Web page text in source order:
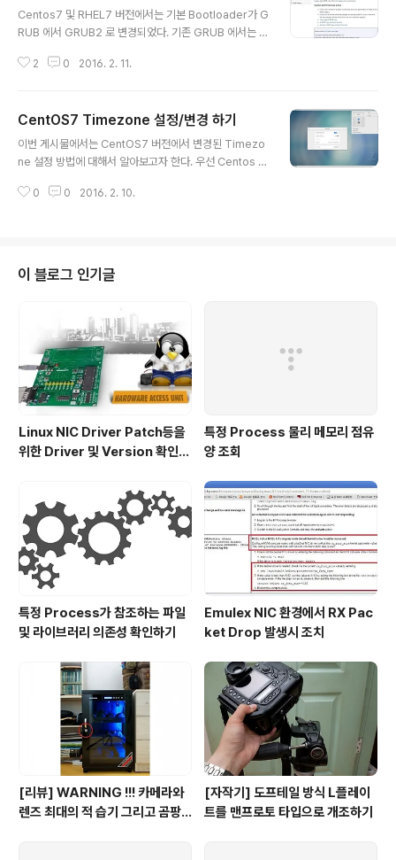
Centos7 및 RHEL7 버전에서는 기본 Bootloader가 G
RUB 에서 GRUB2 로 변경되었다. 기존 GRUB 에서는 /
Boot Parameter 를 기술 하였지만, GRUB2 에서는 아
entos7 ~]# [root@centos7 ~]# grub2-editenv li
st saved_entry=CentOS Linux (3.10.0-327.4.5.el
7.x86_64.debug) 7 (Core) [root@centos7 ~]# [r
2 0 2016. 2. 11.
CentOS7 Timezone 설정/변경 하기
이번 게시물에서는 CentOS7 버전에서 변경된 Timezo
ne 설정 방법에 대해서 알아보고자 한다. 우선 Centos /
정을 위해 다음과 같은 과정을 거쳤었다. [root@centos
Asia/Seoul /etc/localtime [root@centos6 ~]# [r
oot@centos6 ~]# [root@centos6 ~]# source /e
0 0 2016. 2. 10.
이 블로그 인기글
Linux NIC Driver Patch등을
위한 Driver 및 Version 확인하
특정 Process 물리 메모리 점유
양 조회
특정 Process가 참조하는 파일
및 라이브러리 의존성 확인하기
Emulex NIC 환경에서 RX Pac
ket Drop 발생시 조치
[리뷰] WARNING !!! 카메라와
렌즈 최대의 적 습기 그리고 곰팡
[자작기] 도프테일 방식 L플레이
트를 맨프로토 타입으로 개조하기